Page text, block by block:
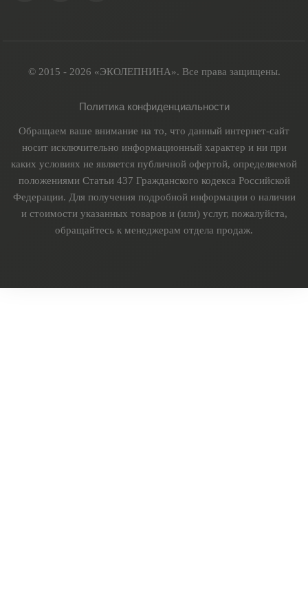
© 2015 - 2026 «ЭКОЛЕПНИНА». Все права защищены.
Политика конфиденциальности
Обращаем ваше внимание на то, что данный интернет-сайт
носит исключительно информационный характер и ни при
каких условиях не является публичной офертой, определяемой
положениями Статьи 437 Гражданского кодекса Российской
Федерации. Для получения подробной информации о наличии
и стоимости указанных товаров и (или) услуг, пожалуйста,
обращайтесь к менеджерам отдела продаж.